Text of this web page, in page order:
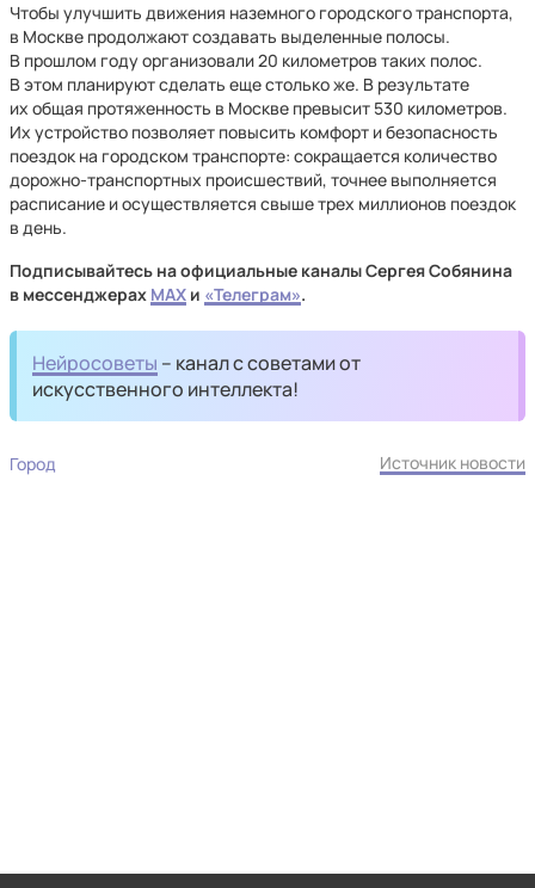
Чтобы улучшить движения наземного городского транспорта,
в Москве продолжают создавать выделенные полосы.
В прошлом году организовали 20 километров таких полос.
В этом планируют сделать еще столько же. В результате
их общая протяженность в Москве превысит 530 километров.
Их устройство позволяет повысить комфорт и безопасность
поездок на городском транспорте: сокращается количество
дорожно-транспортных происшествий, точнее выполняется
расписание и осуществляется свыше трех миллионов поездок
в день.
Подписывайтесь на официальные каналы Сергея Собянина
в мессенджерах MAX и «Телеграм».
Нейросоветы – канал с советами от
искусственного интеллекта!
Город Источник новости